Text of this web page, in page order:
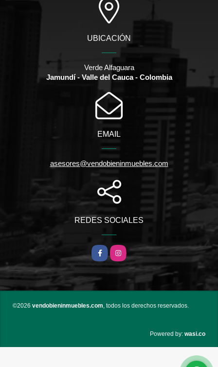
UBICACIÓN
Verde Alfaguara
Jamundí - Valle del Cauca - Colombia
EMAIL
asesores@vendobieninmuebles.com
REDES SOCIALES
FacebookInstagram
©2026 vendobieninmuebles.com, todos los derechos reservados.
Powered by: wasi.co